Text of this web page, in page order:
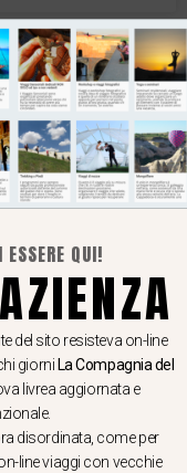
modo le tue informazioni
eventi
ESSERE QUI!
del sito resisteva on-line
giorni La Compagnia del
livrea aggiornata e
disordinata, come per
line viaggi con vecchie